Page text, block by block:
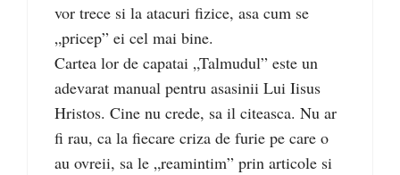
vor trece si la atacuri fizice, asa cum se
„pricep” ei cel mai bine.
Cartea lor de capatai „Talmudul” este un
adevarat manual pentru asasinii Lui Iisus
Hristos. Cine nu crede, sa il citeasca. Nu ar
fi rau, ca la fiecare criza de furie pe care o
au ovreii, sa le „reamintim” prin articole si